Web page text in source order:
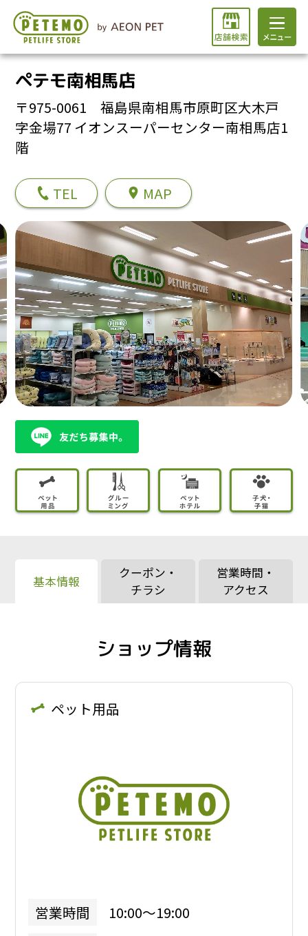
ペテモ南相馬店
〒975-0061 福島県南相馬市原町区大木戸
字金場77 イオンスーパーセンター南相馬店1
階
TEL MAP
基本情報
クーポン・
チラシ
営業時間・
アクセス
ショップ情報
ペット用品
営業時間
10:00～19:00